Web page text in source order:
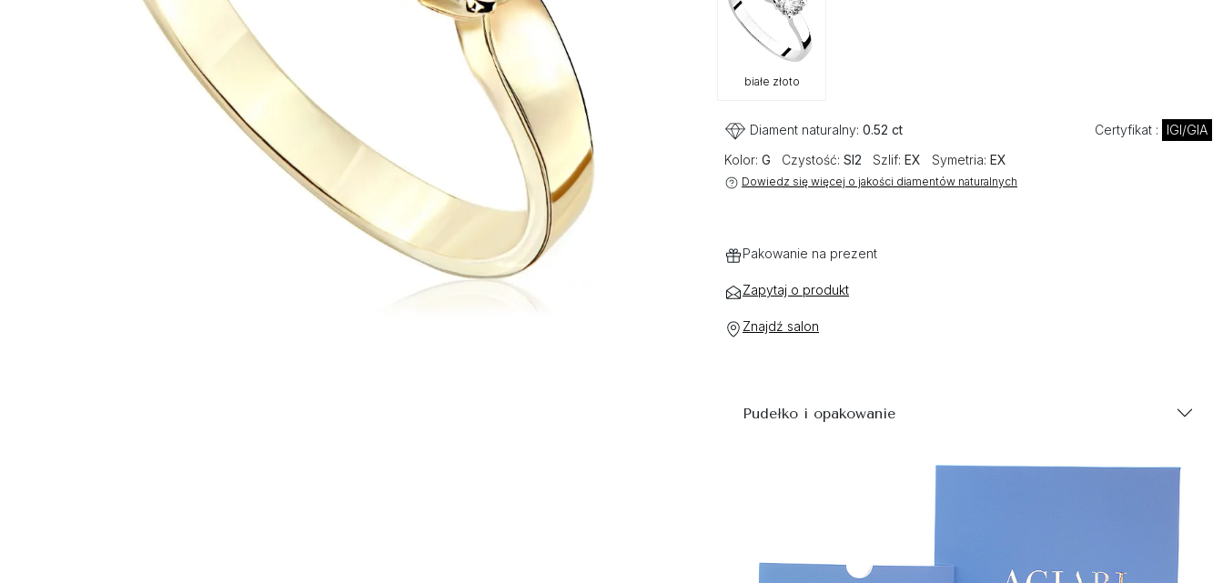
białe złoto
Diament naturalny: 0.52 ct Certyfikat :
IGI/GIA
Kolor: G Czystość: SI2 Szlif: EX Symetria: EX
Dowiedz się więcej o jakości diamentów naturalnych
Pakowanie na prezent
Zapytaj o produkt
Znajdź salon
Pudełko i opakowanie